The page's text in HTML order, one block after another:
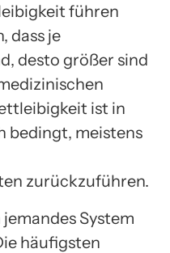
führen
dass je
desto größer sind
ist in
bedingt, meistens
zurückzuführen.
System
häufigsten